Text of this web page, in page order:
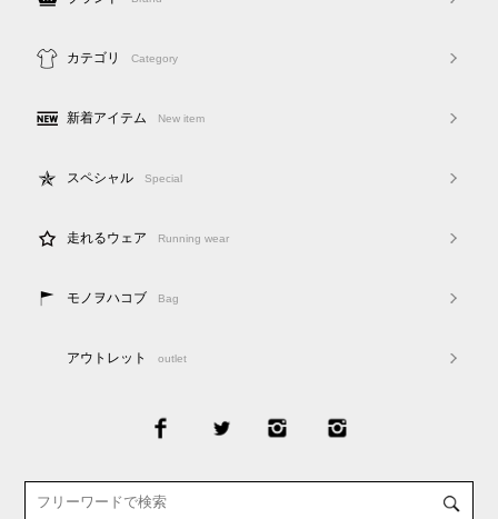
カテゴリ Category
新着アイテム New item
スペシャル Special
走れるウェア Running wear
モノヲハコブ Bag
アウトレット outlet